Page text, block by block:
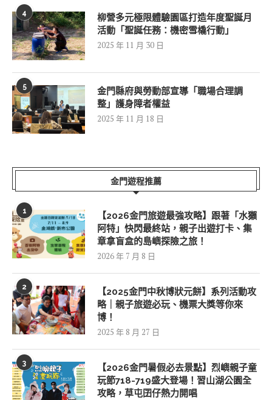
4
柳營多元極限體驗園區打造年度聖誕月
活動「聖誕任務：機密雪橇行動」
2025 年 11 月 30 日
5
金門縣府與勞動部宣導「職場合理調
整」護身障者權益
2025 年 11 月 18 日
金門遊程推薦
1
【2026金門旅遊最強攻略】跟著「水獺
阿特」快閃最終站，親子出遊打卡、集
章拿盲盒的島嶼探險之旅！
2026 年 7 月 8 日
2
【2025金門中秋博狀元餅】系列活動攻
略｜親子旅遊必玩、機票大獎等你來
博！
2025 年 8 月 27 日
3
【2026金門暑假必去景點】烈嶼親子童
玩節718-719盛大登場！習山湖公園全
攻略，草屯囝仔熱力開唱